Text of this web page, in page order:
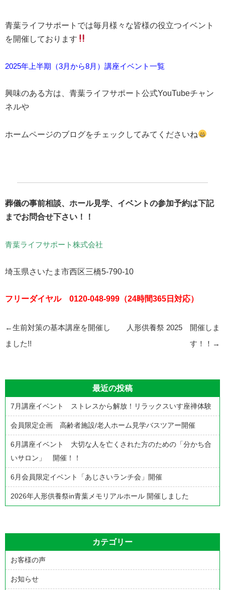
青葉ライフサポートでは毎月様々な皆様の役立つイベント
を開催しております
2025年上半期（3月から8月）講座イベント一覧
興味のある方は、青葉ライフサポート公式YouTubeチャン
ネルや
ホームページのブログをチェックしてみてくださいね
葬儀の事前相談、ホール見学、イベントの参加予約は下記
までお問合せ下さい！！
青葉ライフサポート株式会社
埼玉県さいたま市西区三橋5-790-10
フリーダイヤル 0120-048-999（24時間365日対応）
投
稿
ー
シ
ョ
ン
人形供養祭 2025 開催しま
す！！ →
←生前対策の基本講座を開催し
ました!!
最近の投稿
7月講座イベント ストレスから解放！リラックスいす座禅体験
会員限定企画 高齢者施設/老人ホーム見学バスツアー開催
6月講座イベント 大切な人を亡くされた方のための「分かち合
いサロン」 開催！！
6月会員限定イベント「あじさいランチ会」開催
2026年人形供養祭in青葉メモリアルホール 開催しました
カテゴリー
お客様の声
お知らせ